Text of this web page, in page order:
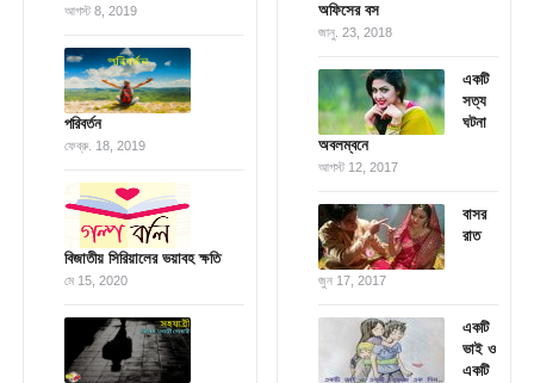
আগস্ট 8, 2019
পরিবর্তন
ফেব্রু. 18, 2019
বিজাতীয় সিরিয়ালের ভয়াবহ ক্ষতি
মে 15, 2020
অফিসের বস
জানু. 23, 2018
একটি
সত্য
ঘটনা
অবলম্বনে
আগস্ট 12, 2017
বাসর
রাত
জুন 17, 2017
একটি
ভাই ও
একটি